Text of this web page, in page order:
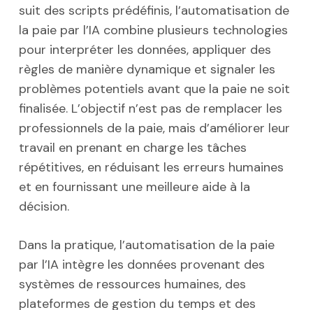
suit des scripts prédéfinis, l’automatisation de
la paie par l’IA combine plusieurs technologies
pour interpréter les données, appliquer des
règles de manière dynamique et signaler les
problèmes potentiels avant que la paie ne soit
finalisée. L’objectif n’est pas de remplacer les
professionnels de la paie, mais d’améliorer leur
travail en prenant en charge les tâches
répétitives, en réduisant les erreurs humaines
et en fournissant une meilleure aide à la
décision.
Dans la pratique, l’automatisation de la paie
par l’IA intègre les données provenant des
systèmes de ressources humaines, des
plateformes de gestion du temps et des